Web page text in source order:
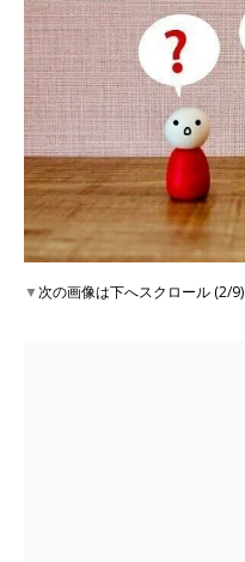
▼次の画像は下へスクロール (2/9)